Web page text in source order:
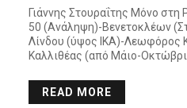
Γιάννης Στουραΐτης Μόνο
50 (Ανάληψη)-Βενετοκλέων
Λίνδου (ύψος ΙΚΑ)-Λεωφόρος
Καλλιθέας (από Μάιο-
READ MORE